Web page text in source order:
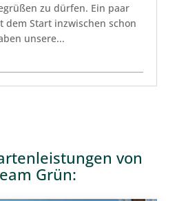
zu dürfen. Ein paar
dem Start inzwischen schon
unsere...
von
Grün: